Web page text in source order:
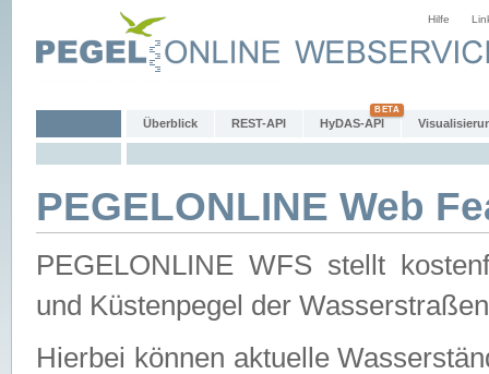
Hilfe
Überblick REST-API HyDAS-API
PEGELONLINE Web
PEGELONLINE WFS stellt
und Küstenpegel der
Hierbei können aktuelle